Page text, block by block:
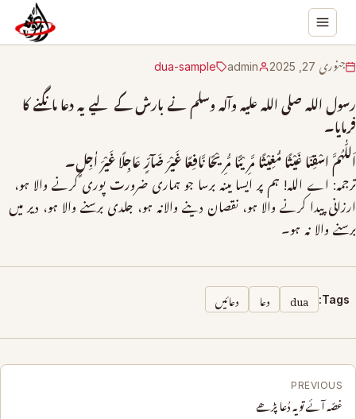
جنوری 27, 2025 admin
dua-sample
رسول الله صلی الله علیہ وآلہ وسلم نے بارش کے لیے یہ دعا مانگنے کا
فرمایا۔
اَللّٰهُمَّ اسْقِنَا غَيْثًا مُّغِيْثًا مَّرِيْئًا مُّرِيْحًا نَّافِعًا غَيْرَ ضَآرٍّ عَاجِلًا غَيْرَ اٰجِلٍ۔
ترجمہ: اے الله! ہم پر ایسا مینہ برسا جو ہماری ضرورت پوری کرنے والا ہو،
ارزانی پیدا کرنے والا ہو، نقصان دینے والانہ ہو، جلدی برسنے والا ہو، دیر میں
برسنے والا نہ ہو۔
Tags:
dua دعا دعائیں
PREVIOUS
غصّہ آئے تو یہ دُعا پڑھے